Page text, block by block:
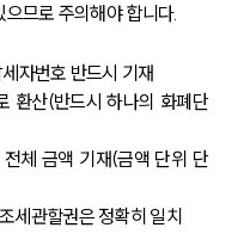
므로 주의해야 합니다.
자번호 반드시 기재
환산(반드시 하나의 화폐단
체 금액 기재(금액 단위 단
세관할권은 정확히 일치